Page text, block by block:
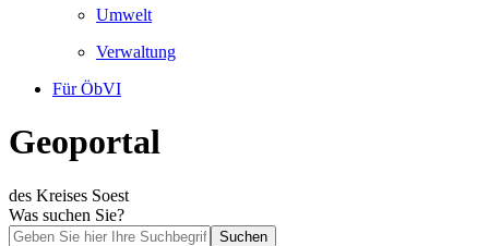
Umwelt
Verwaltung
Für ÖbVI
Geoportal
des Kreises Soest
Was suchen Sie?
Suchen